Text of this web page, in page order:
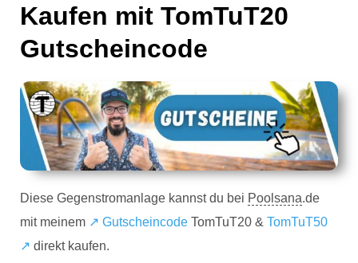
Kaufen mit TomTuT20
Gutscheincode
Diese Gegenstromanlage kannst du bei Poolsana.de
mit meinem ↗️ Gutscheincode TomTuT20 & TomTuT50
↗ direkt kaufen.